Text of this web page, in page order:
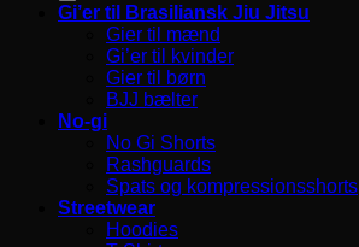
Gi’er til Brasiliansk Jiu Jitsu
Gier til mænd
Gi’er til kvinder
Gier til børn
BJJ bælter
No-gi
No Gi Shorts
Rashguards
Spats og kompressionsshorts
Streetwear
Hoodies